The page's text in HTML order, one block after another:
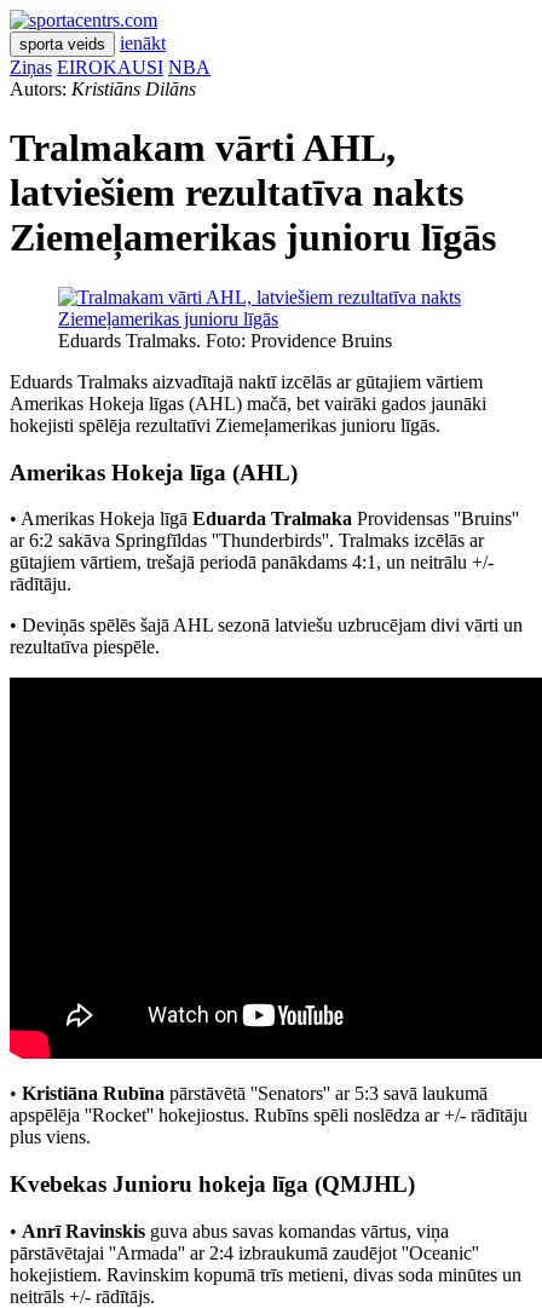
sporta veids
ienākt
Ziņas EIROKAUSI NBA
Autors: Kristiāns Dilāns
Tralmakam vārti AHL,
latviešiem rezultatīva nakts
Ziemeļamerikas junioru līgās
Eduards Tralmaks. Foto: Providence Bruins
Eduards Tralmaks aizvadītajā naktī izcēlās ar gūtajiem vārtiem
Amerikas Hokeja līgas (AHL) mačā, bet vairāki gados jaunāki
hokejisti spēlēja rezultatīvi Ziemeļamerikas junioru līgās.
Amerikas Hokeja līga (AHL)
• Amerikas Hokeja līgā Eduarda Tralmaka Providensas ''Bruins''
ar 6:2 sakāva Springfīldas ''Thunderbirds''. Tralmaks izcēlās ar
gūtajiem vārtiem, trešajā periodā panākdams 4:1, un neitrālu +/-
rādītāju.
• Deviņās spēlēs šajā AHL sezonā latviešu uzbrucējam divi vārti un
rezultatīva piespēle.
• Kristiāna Rubīna pārstāvētā ''Senators'' ar 5:3 savā laukumā
apspēlēja ''Rocket'' hokejiostus. Rubīns spēli noslēdza ar +/- rādītāju
plus viens.
Kvebekas Junioru hokeja līga (QMJHL)
• Anrī Ravinskis guva abus savas komandas vārtus, viņa
pārstāvētajai ''Armada'' ar 2:4 izbraukumā zaudējot ''Oceanic''
hokejistiem. Ravinskim kopumā trīs metieni, divas soda minūtes un
neitrāls +/- rādītājs.